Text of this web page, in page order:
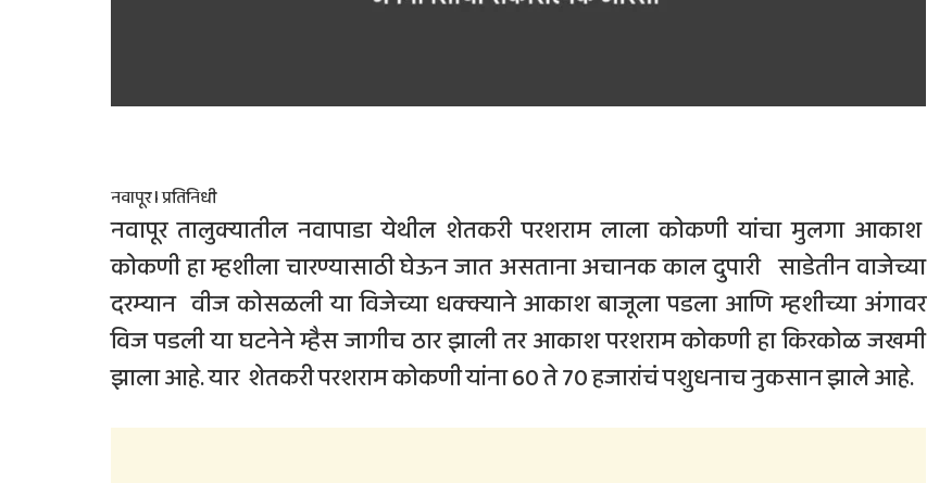
नवापूर l प्रतिनिधी
नवापूर तालुक्यातील नवापाडा येथील शेतकरी परशराम लाला कोकणी यांचा मुलगा आकाश
कोकणी हा म्हशीला चारण्यासाठी घेऊन जात असताना अचानक काल दुपारी साडेतीन वाजेच्या
दरम्यान वीज कोसळली या विजेच्या धक्क्याने आकाश बाजूला पडला आणि म्हशीच्या अंगावर
विज पडली या घटनेने म्हैस जागीच ठार झाली तर आकाश परशराम कोकणी हा किरकोळ जखमी
झाला आहे. यार शेतकरी परशराम कोकणी यांना 60 ते 70 हजारांचं पशुधनाच नुकसान झाले आहे.